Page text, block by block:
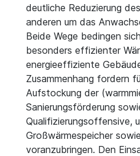
deutliche Reduzierung
anderen um das
Beide Wege bedingen
besonders effizienter
energieeffiziente
Zusammenhang fordern
Aufstockung der
Sanierungsförderung
Qualifizierungsoffensive,
Großwärmespeicher
voranzubringen. Den